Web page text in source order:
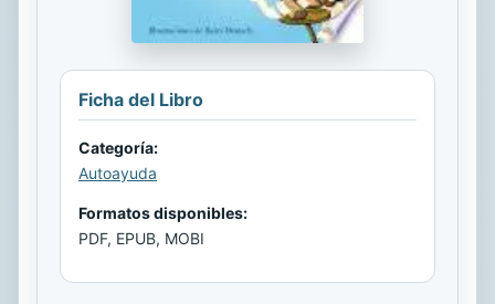
Ficha del Libro
Categoría:
Autoayuda
Formatos disponibles:
PDF, EPUB, MOBI